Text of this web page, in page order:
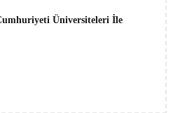
Üniversiteleri İle